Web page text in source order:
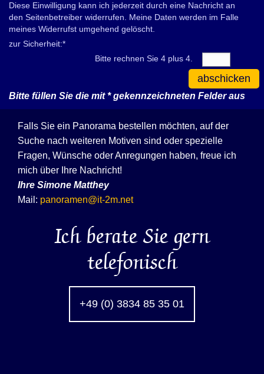
Diese Einwilligung kann ich jederzeit durch eine Nachricht an
den Seitenbetreiber widerrufen. Meine Daten werden im Falle
meines Widerrufst umgehend gelöscht.
zur Sicherheit:*
Bitte rechnen Sie 4 plus 4.
abschicken
Bitte füllen Sie die mit*gekennzeichneten Felder aus
Falls Sie ein Panorama bestellen möchten, auf der
Suche nach weiteren Motiven sind oder spezielle
Fragen, Wünsche oder Anregungen haben, freue ich
mich über Ihre Nachricht!
Ihre Simone Matthey
Mail: panoramen@it-2m.net
Ich berate Sie gern
telefonisch
+49 (0) 3834 85 35 01